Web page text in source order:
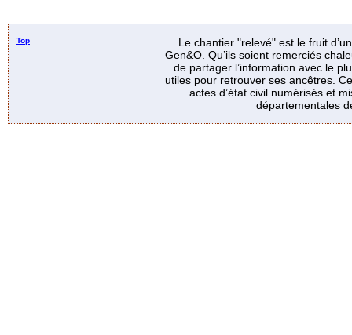
Top
Le chantier "relevé" est le fruit
Gen&O. Qu’ils soient remerciés
de partager l’information avec le
utiles pour retrouver ses ancêtres.
actes d’état civil numérisés et
départementales